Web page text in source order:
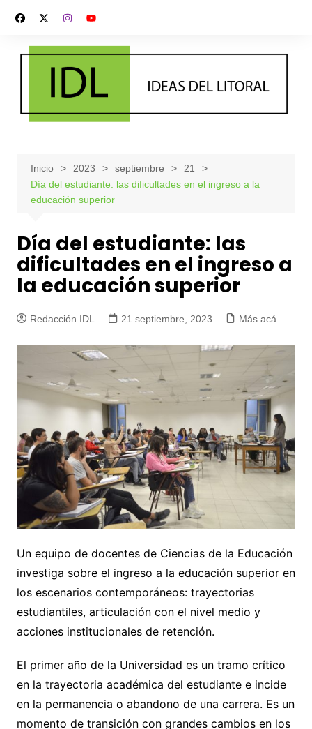
contenido
Inicio 2023 septiembre
21
Día del estudiante: las dificultades en el ingreso a la
educación superior
Día del estudiante: las
dificultades en el ingreso a
la educación superior
Redacción IDL 21 septiembre, 2023 Más acá
Un equipo de docentes de Ciencias de la Educación
investiga sobre el ingreso a la educación superior en
los escenarios contemporáneos: trayectorias
estudiantiles, articulación con el nivel medio y
acciones institucionales de retención.
El primer año de la Universidad es un tramo crítico
en la trayectoria académica del estudiante e incide
en la permanencia o abandono de una carrera. Es un
momento de transición con grandes cambios en los